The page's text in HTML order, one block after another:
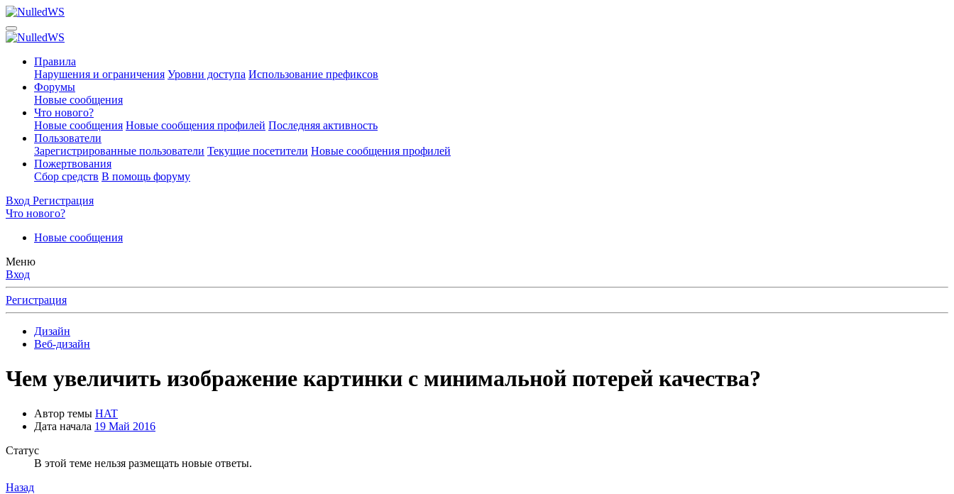
Правила
Нарушения и ограничения Уровни доступа Использование префиксов
Форумы
Новые сообщения
Что нового?
Новые сообщения Новые сообщения профилей Последняя активность
Пользователи
Зарегистрированные пользователи Текущие посетители Новые сообщения профилей
Пожертвования
Сбор средств В помощь форуму
Вход Регистрация
Что нового?
Новые сообщения
Меню
Вход
Регистрация
Дизайн
Веб-дизайн
Чем увеличить изображение картинки с минимальной потерей качества?
Автор темы HAT
Дата начала 19 Май 2016
Статус
В этой теме нельзя размещать новые ответы.
Назад